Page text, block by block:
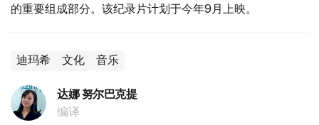
的重要组成部分。该纪录片计划于今年9月上映。
迪玛希 文化 音乐
达娜 努尔巴克提
编译